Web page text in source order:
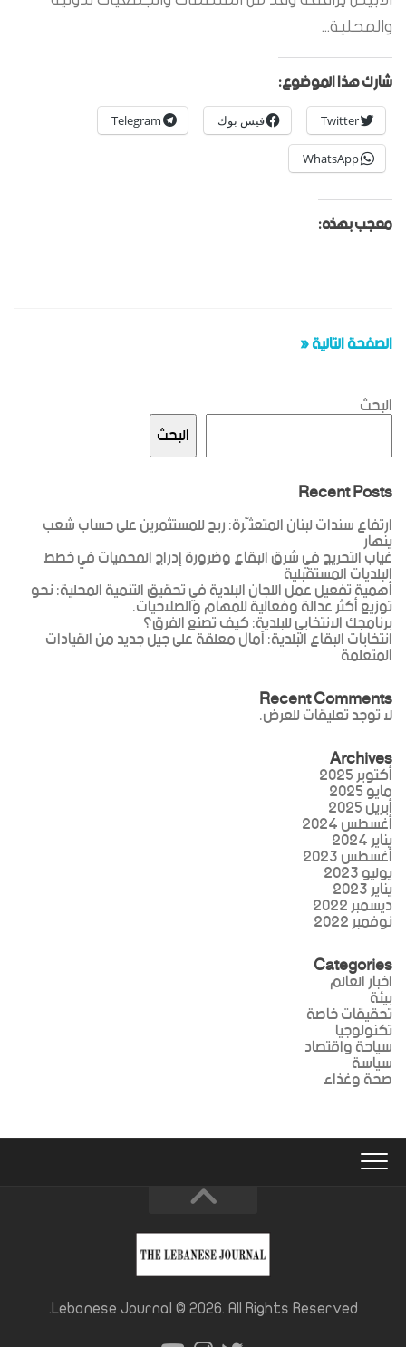
والمحلية...
شارك هذا الموضوع:
Twitter فيس بوك Telegram
WhatsApp
معجب بهذه:
الصفحة التالية «
البحث
البحث
Recent Posts
ارتفاع سندات لبنان المتعثّرة: ربح للمستثمرين على حساب شعب
ينهار
غياب التحريج في شرق البقاع وضرورة إدراج المحميات في خطط
البلديات المستقبلية
أهمية تفعيل عمل اللجان البلدية في تحقيق التنمية المحلية: نحو
توزيع أكثر عدالة وفعالية للمهام والصلاحيات.
برنامجك الانتخابي للبلدية: كيف تصنع الفرق؟
انتخابات البقاع البلدية: آمال معلقة على جيل جديد من القيادات
المتعلمة
Recent Comments
لا توجد تعليقات للعرض.
Archives
أكتوبر 2025
مايو 2025
أبريل 2025
أغسطس 2024
يناير 2024
أغسطس 2023
يوليو 2023
يناير 2023
ديسمبر 2022
نوفمبر 2022
Categories
اخبار العالم
بيئة
تحقيقات خاصة
تكنولوجيا
سياحة واقتصاد
سياسة
صحة وغذاء
Lebanese Journal © 2026. All Rights Reserved.